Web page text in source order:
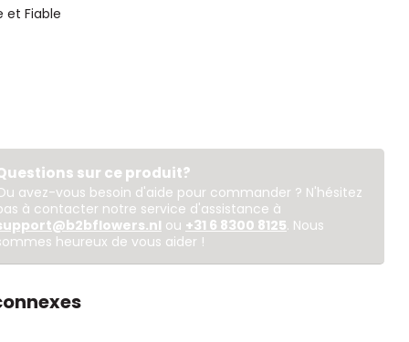
et Fiable
sur ce produit?
avez-vous besoin d'aide pour commander ? N'hésitez
à contacter notre service d'assistance à
ou +31 6 8300 8125. Nous
heureux de vous aider !